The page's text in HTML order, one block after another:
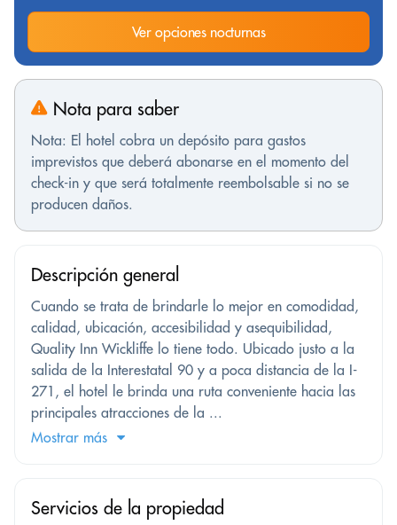
Ver opciones nocturnas
Nota para saber
Nota: El hotel cobra un depósito para gastos
imprevistos que deberá abonarse en el momento del
check-in y que será totalmente reembolsable si no se
producen daños.
Descripción general
Cuando se trata de brindarle lo mejor en comodidad,
calidad, ubicación, accesibilidad y asequibilidad,
Quality Inn Wickliffe lo tiene todo. Ubicado justo a la
salida de la Interestatal 90 y a poca distancia de la I-
271, el hotel le brinda una ruta conveniente hacia las
principales atracciones de la ...
Mostrar más
Servicios de la propiedad